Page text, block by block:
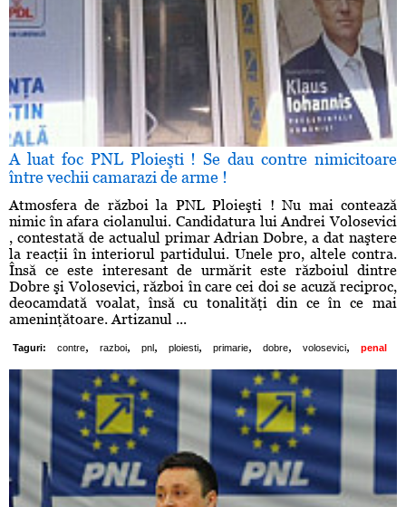
A luat foc PNL Ploieşti ! Se dau contre nimicitoare
între vechii camarazi de arme !
Atmosfera de război la PNL Ploieşti ! Nu mai contează
nimic în afara ciolanului. Candidatura lui Andrei Volosevici
, contestată de actualul primar Adrian Dobre, a dat naştere
la reacţii în interiorul partidului. Unele pro, altele contra.
Însă ce este interesant de urmărit este războiul dintre
Dobre şi Volosevici, război în care cei doi se acuză reciproc,
deocamdată voalat, însă cu tonalităţi din ce în ce mai
ameninţătoare. Artizanul ...
Taguri: contre, razboi, pnl , ploiesti, primarie, dobre, volosevici, penal